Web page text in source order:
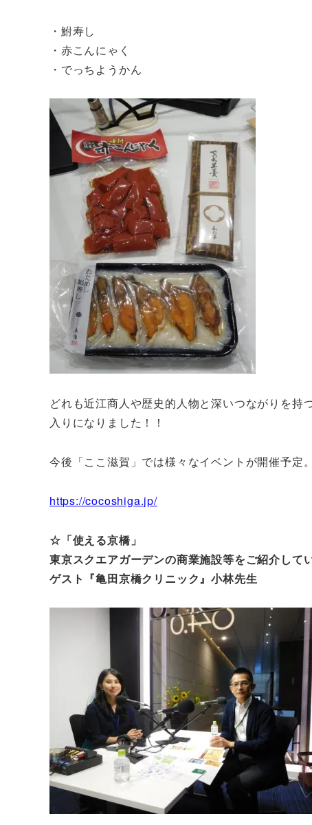
・鮒寿し
・赤こんにゃく
・でっちようかん
どれも近江商人や歴史的人物と深いつながりを
入りになりました！！
今後「ここ滋賀」では様々なイベントが開催予定
https://cocoshiga.jp/
☆「使える京橋」
東京スクエアガーデンの商業施設等をご紹介して
ゲスト『亀田京橋クリニック』小林先生